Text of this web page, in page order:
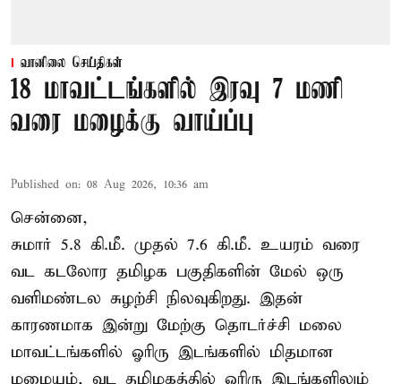
வானிலை செய்திகள்
18 மாவட்டங்களில் இரவு 7 மணி
வரை மழைக்கு வாய்ப்பு
Published on: 08 Aug 2026, 10:36 am
சென்னை,
சுமார் 5.8 கி.மீ. முதல் 7.6 கி.மீ. உயரம் வரை
வட கடலோர தமிழக பகுதிகளின் மேல் ஒரு
வளிமண்டல சுழற்சி நிலவுகிறது. இதன்
காரணமாக இன்று மேற்கு தொடர்ச்சி மலை
மாவட்டங்களில் ஓரிரு இடங்களில் மிதமான
மழையும், வட தமிழகத்தில் ஓரிரு இடங்களிலும்